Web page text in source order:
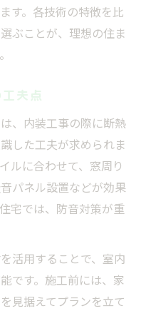
す。各技術の特徴を比
ぶことが、理想の住ま
夫点
、内装工事の際に断熱
した工夫が求められま
ルに合わせて、窓周り
パネル設置などが効果
宅では、防音対策が重
活用することで、室内
です。施工前には、家
見据えてプランを立て